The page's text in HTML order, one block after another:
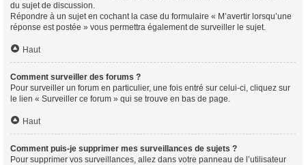
du sujet de discussion.
Répondre à un sujet en cochant la case du formulaire « M’avertir lorsqu’une
réponse est postée » vous permettra également de surveiller le sujet.
Haut
Comment surveiller des forums ?
Pour surveiller un forum en particulier, une fois entré sur celui-ci, cliquez sur
le lien « Surveiller ce forum » qui se trouve en bas de page.
Haut
Comment puis-je supprimer mes surveillances de sujets ?
Pour supprimer vos surveillances, allez dans votre panneau de l’utilisateur